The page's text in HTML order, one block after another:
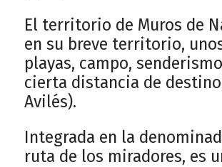
El territorio de Muros de
en su breve territorio,
playas, campo,
cierta distancia de
Avilés).
Integrada en la
ruta de los miradores, es